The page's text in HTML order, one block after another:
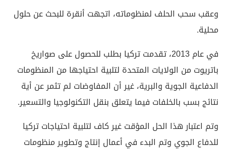
وعقب سحب الحلف لمنظوماته، اتجهت أنقرة للبحث عن حلول
محلية.
في عام 2013، تقدمت تركيا بطلب للحصول على صواريخ
باتريوت من الولايات المتحدة لتلبية احتياجها من المنظومات
الدفاعية الجوية والبرية، غير أن المفاوضات لم تثمر عن أية
نتائج بسب بالخلفات فيما يتعلق بنقل التكنولوجيا والتسعير.
وتم اعتبار هذا الحل المؤقت غير كاف لتلبية احتياجات تركيا
للدفاع الجوي وتم البدء في أعمال إنتاج وتطوير منظومات